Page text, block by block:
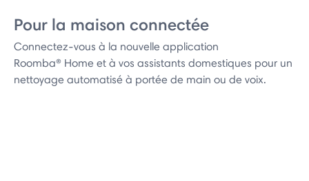
Pour la maison connectée
Connectez-vous à la nouvelle application
Roomba® Home et à vos assistants domestiques pour un
nettoyage automatisé à portée de main ou de voix.